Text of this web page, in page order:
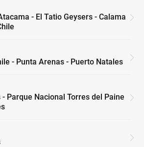
- El Tatio Geysers - Calama
- Punta Arenas - Puerto Natales
Parque Nacional Torres del Paine